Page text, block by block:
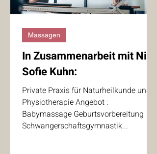
In Zusammenarbeit mit Nina
Sofie Kuhn:
Private Praxis für Naturheilkunde und
Physiotherapie Angebot :
Babymassage Geburtsvorbereitung
Schwangerschaftsgymnastik...
Massagen